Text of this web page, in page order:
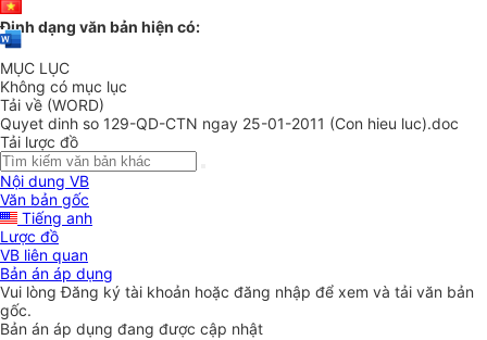
Định dạng văn bản hiện có:
MỤC LỤC
Không có mục lục
Tải về (WORD)
Quyet dinh so 129-QD-CTN ngay 25-01-2011 (Con hieu luc).doc
Tải lược đồ
Nội dung VB
Văn bản gốc
Tiếng anh
Lược đồ
VB liên quan
Bản án áp dụng
Vui lòngĐăng ký tài khoản hoặc đăng nhập để xem và tải văn bản
gốc.
Bản án áp dụng đang được cập nhật